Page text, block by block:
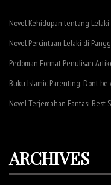
o
r
Novel Kehidupan tentang
Novel Percintaan Lelaki di
Pedoman Format Penulisan
Buku Islamic Parenting: Dont be
Novel Terjemahan Fantasi Best
ARCHIVES